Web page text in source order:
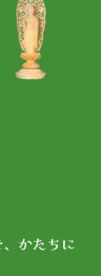
かたちに